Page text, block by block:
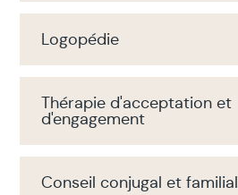
Logopédie
Thérapie d'acceptation et
d'engagement
Conseil conjugal et familial